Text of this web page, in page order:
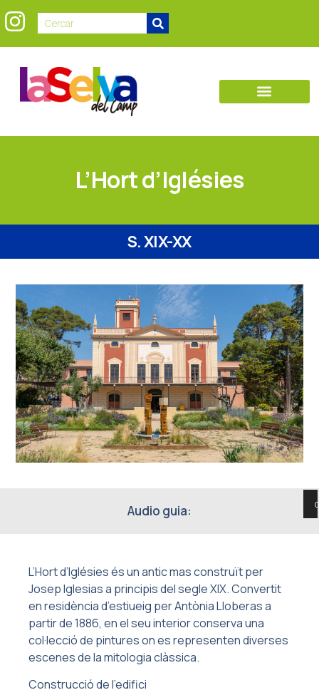
L’Hort d’Iglésies
S. XIX-XX
Audio guia:
L’Hort d’Iglésies és un antic mas construït per
Josep Iglesias a principis del segle XIX. Convertit
en residència d’estiueig per Antònia Lloberas a
partir de 1886, en el seu interior conserva una
col·lecció de pintures on es representen diverses
escenes de la mitologia clàssica.
Construcció de l’edifici